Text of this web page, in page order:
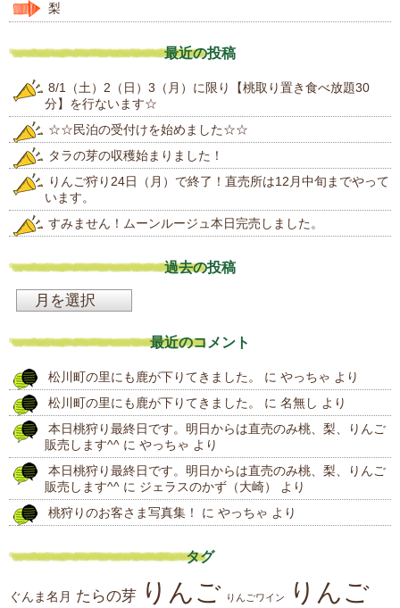
梨
最近の投稿
8/1（土）2（日）3（月）に限り【桃取り置き食べ放題30
分】を行ないます☆
☆☆民泊の受付けを始めました☆☆
タラの芽の収穫始まりました！
りんご狩り24日（月）で終了！直売所は12月中旬までやって
います。
すみません！ムーンルージュ本日完売しました。
過去の投稿
投
稿
最近のコメント
松川町の里にも鹿が下りてきました。 に やっちゃ より
松川町の里にも鹿が下りてきました。
に 名無し より
本日桃狩り最終日です。明日からは直売のみ桃、梨、りんご
販売します^^ に やっちゃ より
本日桃狩り最終日です。明日からは直売のみ桃、梨、りんご
販売します^^ に ジェラスのかず（大崎）
より
桃狩りのお客さま写真集！
に やっちゃ より
タグ
ぐんま名月 たらの芽 りんご りんごワイン
りんご